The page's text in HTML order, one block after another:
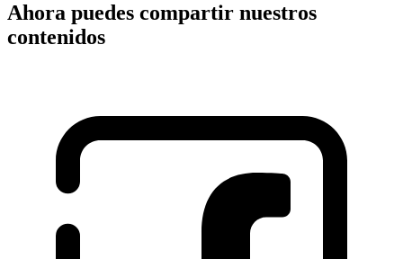
Ahora puedes compartir nuestros
contenidos